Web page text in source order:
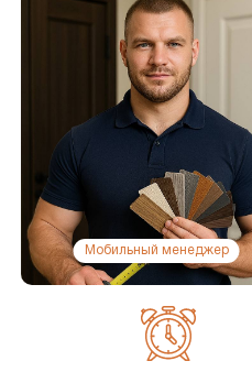
Мобильный менеджер